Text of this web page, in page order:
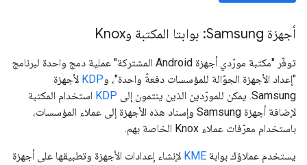
أجهزة Samsung: بوابتا المكتبة وKnox
توفّر "مكتبة مورّدي أجهزة Android المشتركة" عملية دمج واحدة لبرنامج
"إعداد الأجهزة الجوّالة للمؤسسات دفعةً واحدة"، وKDP لأجهزة
Samsung. يمكن للمورّدين الذين ينتمون إلى
KDP استخدام المكتبة
لإضافة أجهزة Samsung وإسناد هذه الأجهزة إلى عملاء المؤسسات،
باستخدام معرّفات عملاء Knox الخاصة بهم.
يستخدم عملاؤك بوابة KME لإنشاء إعدادات الأجهزة وتطبيقها على أجهزة